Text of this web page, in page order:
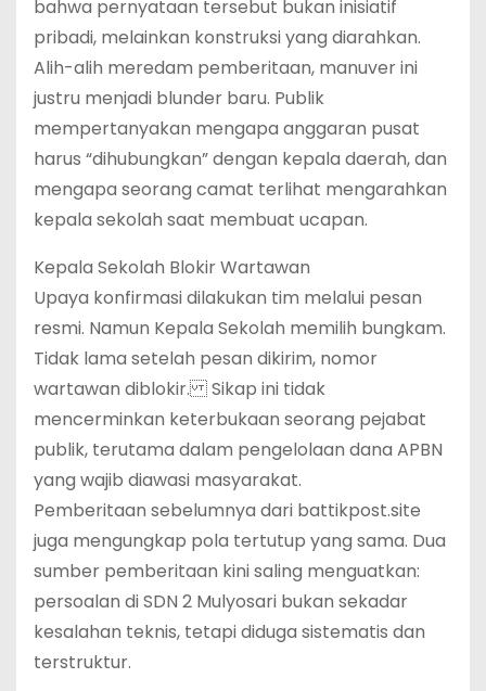
bahwa pernyataan tersebut bukan inisiatif
pribadi, melainkan konstruksi yang diarahkan.
Alih-alih meredam pemberitaan, manuver ini
justru menjadi blunder baru. Publik
mempertanyakan mengapa anggaran pusat
harus “dihubungkan” dengan kepala daerah, dan
mengapa seorang camat terlihat mengarahkan
kepala sekolah saat membuat ucapan.
Kepala Sekolah Blokir Wartawan
Upaya konfirmasi dilakukan tim melalui pesan
resmi. Namun Kepala Sekolah memilih bungkam.
Tidak lama setelah pesan dikirim, nomor
wartawan diblokir. Sikap ini tidak
mencerminkan keterbukaan seorang pejabat
publik, terutama dalam pengelolaan dana APBN
yang wajib diawasi masyarakat.
Pemberitaan sebelumnya dari battikpost.site
juga mengungkap pola tertutup yang sama. Dua
sumber pemberitaan kini saling menguatkan:
persoalan di SDN 2 Mulyosari bukan sekadar
kesalahan teknis, tetapi diduga sistematis dan
terstruktur.